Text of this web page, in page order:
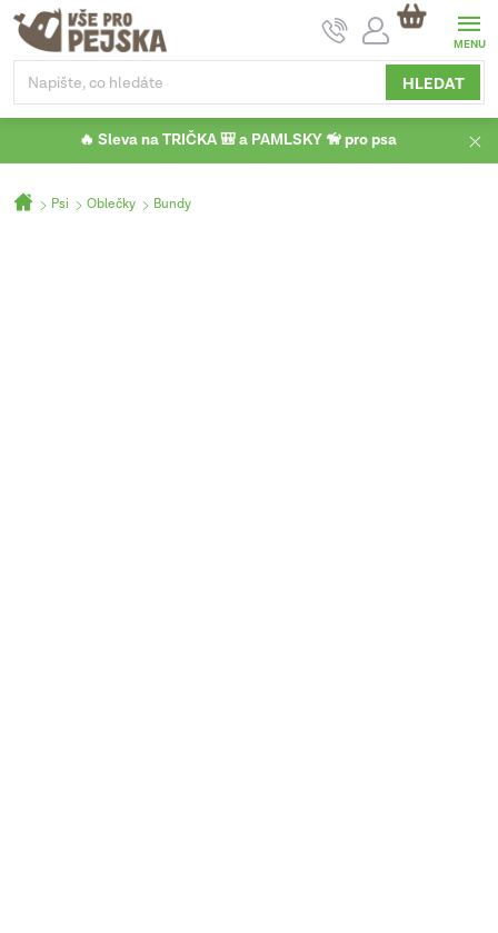
Přejít
obsah
HLEDAT
NÁKUPNÍ
KOŠÍK
🔥 Sleva na TRIČKA 🎒 a PAMLSKY 🦮 pro psa
Domů
Psi Oblečky Bundy